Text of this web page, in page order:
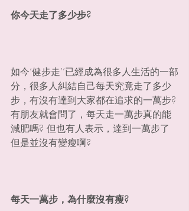
你今天走了多少步?
如今‘健步走’’已經成為很多人生活的一部
分，很多人糾結自己每天究竟走了多少
步，有沒有達到大家都在追求的一萬步?
有朋友就會問了，每天走一萬步真的能
減肥嗎? 但也有人表示，達到一萬步了
但是並沒有變瘦啊?
每天一萬步，為什麼沒有瘦?